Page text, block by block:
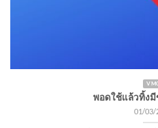
พอดใช้แล้วทิ้งมี
01/03/